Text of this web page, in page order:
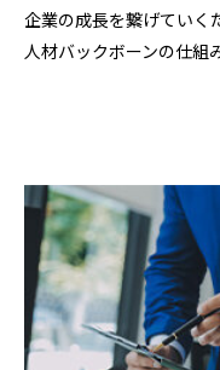
企業の成長を繋げていく
人材バックボーンの仕組